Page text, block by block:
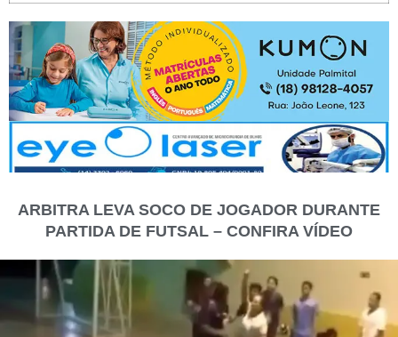
ARBITRA LEVA SOCO DE JOGADOR DURANTE
PARTIDA DE FUTSAL – CONFIRA VÍDEO